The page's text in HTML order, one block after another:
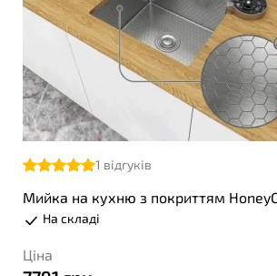
1 відгуків
Мийка на кухню з покриттям
На складі
Ціна